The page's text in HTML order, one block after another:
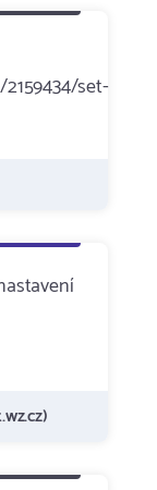
set-